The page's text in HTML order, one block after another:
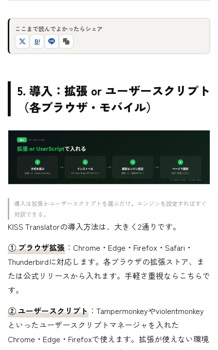
ここまで読んでよかったらシェア
B!
5. 導入：拡張 or ユーザースクリプト
（各ブラウザ・モバイル）
導入は拡張かユーザースクリプトを選ぶだけ。エンジンを設定すればすぐ
対訳できる。
KISS Translatorの導入方法は、大きく2通りです。
① ブラウザ拡張 ：Chrome・Edge・Firefox・Safari・
Thunderbirdに対応します。各ブラウザの拡張ストア、ま
たは公式リリースから入れます。手軽さ重視ならこちらで
す。
② ユーザースクリプト ：Tampermonkeyやviolentmonkey
といったユーザースクリプトマネージャを入れた
Chrome・Edge・Firefoxで使えます。拡張が使えない環境